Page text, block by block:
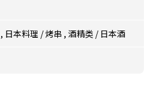
, 日本料理 /烤串 , 酒精类 / 日本酒